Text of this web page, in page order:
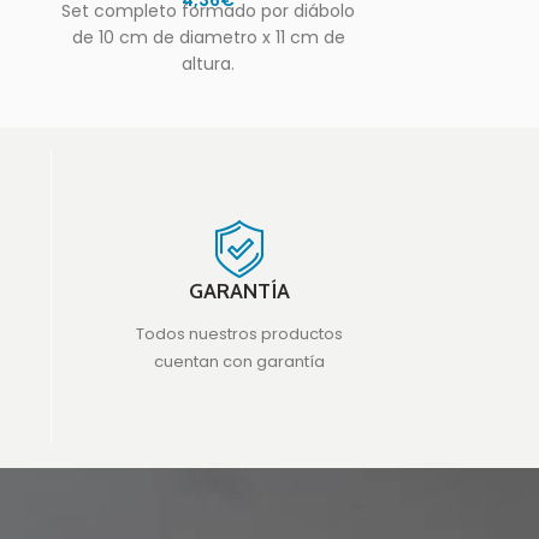
Set completo formado por diábolo
de 10 cm de diametro x 11 cm de
altura.
GARANTÍA
Todos nuestros productos
cuentan con garantía